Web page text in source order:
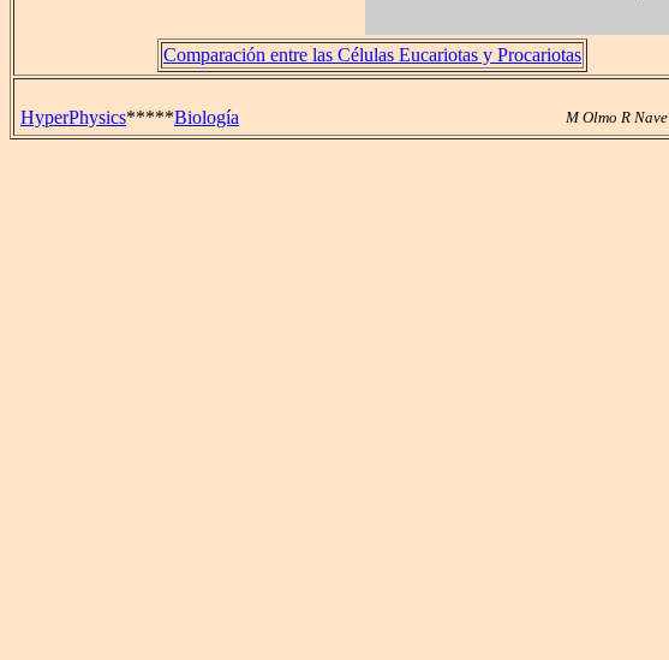
Comparación entre las Células Eucariotas y Procariotas
HyperPhysics*****Biología M Olmo R Nave